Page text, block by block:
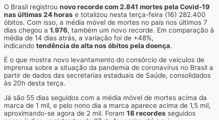
O Brasil registrou novo recorde com 2.841 mortes pela Covid-19
nas últimas 24 horas e totalizou nesta terça-feira (16) 282.400
óbitos. Com isso, a média móvel de mortes no país nos últimos 7
dias chegou a 1.976, também um novo recorde. Em comparação à
média de 14 dias atrás, a variação foi de +48%,
indicando tendência de alta nos óbitos pela doença.
É o que mostra novo levantamento do consórcio de veículos de
imprensa sobre a situação da pandemia de coronavírus no Brasil a
partir de dados das secretarias estaduais de Saúde, consolidados
às 20h desta terça.
Já são 55 dias seguidos com a média móvel de mortes acima da
marca de 1 mil, e pelo nono dia a marca aparece acima de 1,5 mil,
aproximando-se agora de 2 mil. Foram 18 recordes seguidos